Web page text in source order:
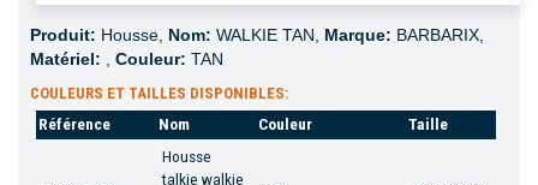
Produit: Housse, Nom: WALKIE TAN, Marque: BARBARIX,
Matériel:
Couleur: TAN
COULEURS ET TAILLES DISPONIBLES:
Référence
Nom Couleur Taille
Housse
talkie walkie